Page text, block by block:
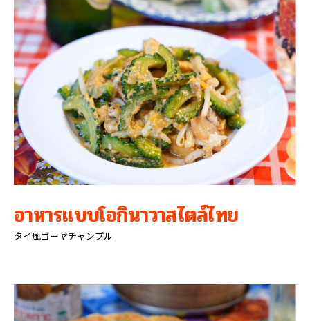
อาหารแบบโอกินาวาสไตล์ไทย
タイ風ゴーヤチャンプル